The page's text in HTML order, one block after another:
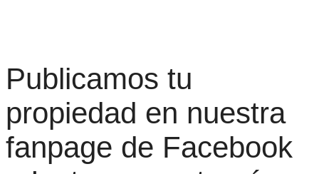
Publicamos tu
propiedad en nuestra
fanpage de Facebook